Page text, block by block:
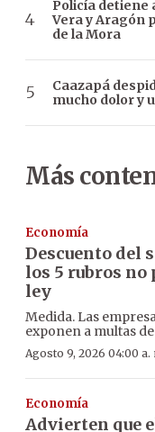
Policía detiene
Vera y Aragón
de la Mora
Caazapá
mucho dolor y
Más
Economía
Descuento del
los 5 rubros
ley
Medida. Las
exponen a multas
Agosto 9, 2026 04:00 a.
Economía
Advierten que